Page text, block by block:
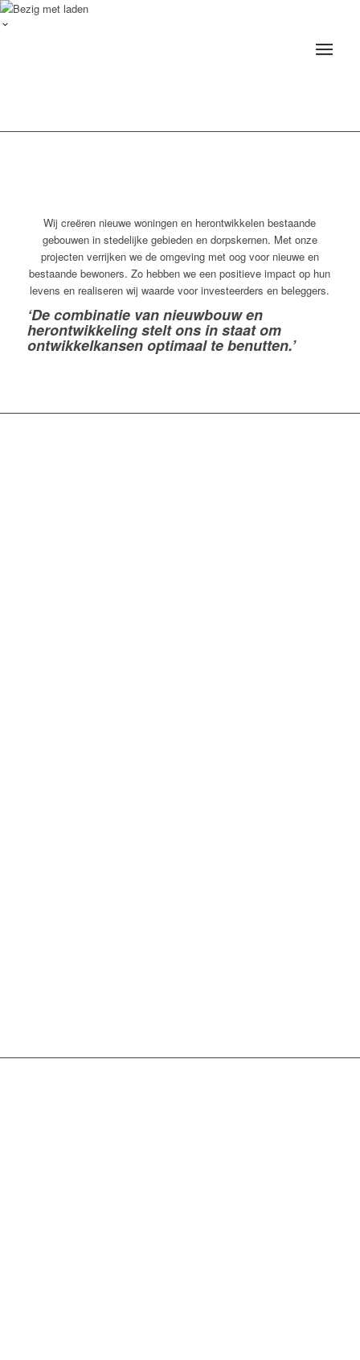
Wij creëren nieuwe woningen en herontwikkelen bestaande
gebouwen in stedelijke gebieden en dorpskernen. Met onze
projecten verrijken we de omgeving met oog voor nieuwe en
bestaande bewoners. Zo hebben we een positieve impact op hun
levens en realiseren wij waarde voor investeerders en beleggers.
‘De combinatie van nieuwbouw en
herontwikkeling stelt ons in staat om
ontwikkelkansen optimaal te benutten.’